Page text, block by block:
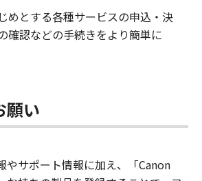
めとする各種サービスの申込・決
確認などの手続きをより簡単に
願い
やサポート情報に加え、「Canon